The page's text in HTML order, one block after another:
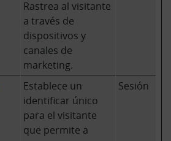
Rastrea al visitante
a través de
dispositivos y
canales de
marketing.
Establece un
identificar único
para el visitante
que permite a
Sesión